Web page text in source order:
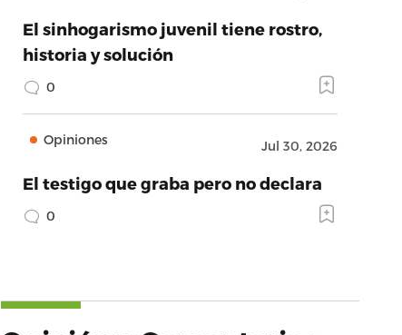
El sinhogarismo juvenil tiene rostro,
historia y solución
0
Opiniones Jul 30, 2026
El testigo que graba pero no declara
0